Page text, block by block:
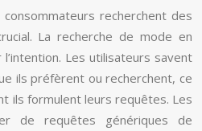
recherchent des
La recherche de mode en
Les utilisateurs savent
ils préfèrent ou recherchent, ce
ils formulent leurs requêtes. Les
de requêtes génériques de